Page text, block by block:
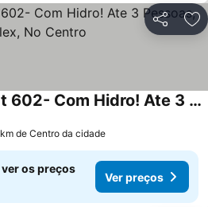
Partilhar
Saint Sebastian Flat 602- Com Hidro! Ate 3 Pessoas, Duplex, No Centro
de Centro da cidade
os preços
Ver preços